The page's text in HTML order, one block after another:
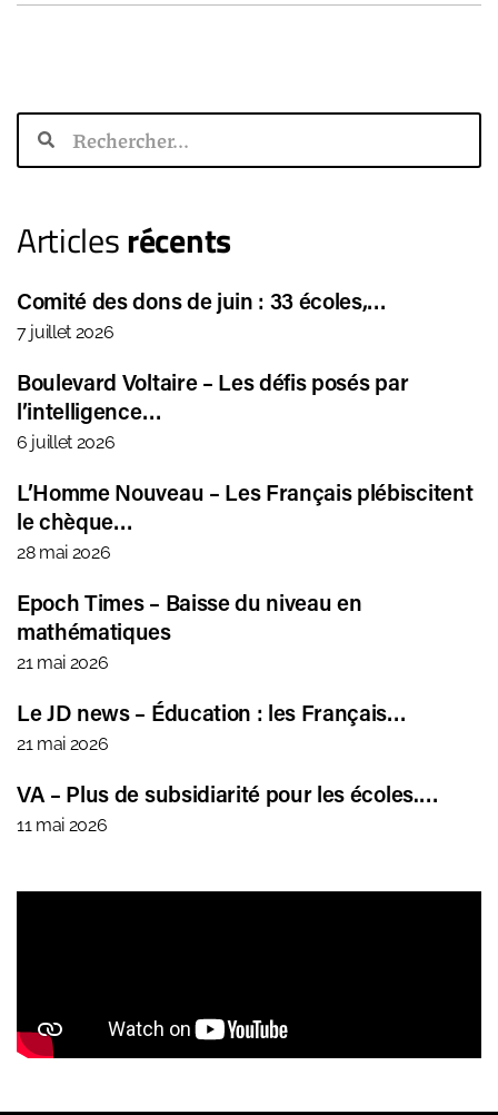
Articlesrécents
Comité des dons de juin : 33 écoles,…
7 juillet 2026
Boulevard Voltaire – Les défis posés par
l’intelligence…
6 juillet 2026
L’Homme Nouveau – Les Français plébiscitent
le chèque…
28 mai 2026
Epoch Times – Baisse du niveau en
mathématiques
21 mai 2026
Le JD news – Éducation : les Français…
21 mai 2026
VA – Plus de subsidiarité pour les écoles.…
11 mai 2026